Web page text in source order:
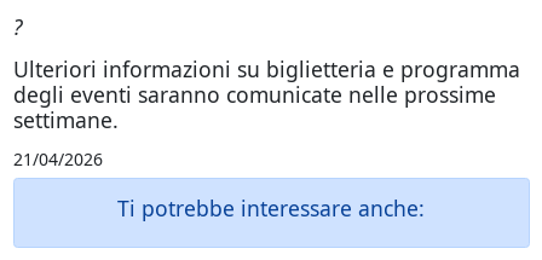
?
Ulteriori informazioni su biglietteria e programma
degli eventi saranno comunicate nelle prossime
settimane.
21/04/2026
Ti potrebbe interessare anche: